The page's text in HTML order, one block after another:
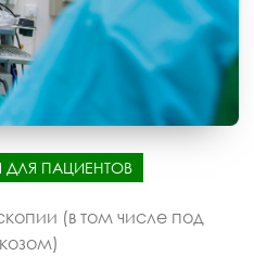
ПАЦИЕНТОВ
(в том числе под